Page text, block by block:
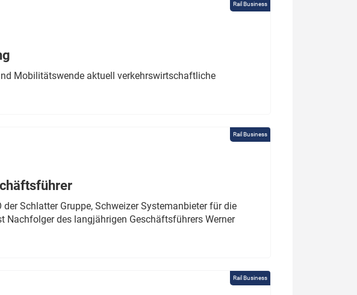
Rail Business
Mobilitätswende aktuell verkehrswirtschaftliche
Rail Business
Schlatter Gruppe, Schweizer Systemanbieter für die
Nachfolger des langjährigen Geschäftsführers Werner
Rail Business